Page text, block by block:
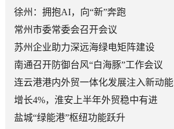
徐州：拥抱AI，向“新”奔跑
常州市委常委会召开会议
苏州企业助力深远海绿电矩阵建设
南通召开防御台风“白海豚”工作会议
连云港港内外贸一体化发展注入新动能
增长4%，淮安上半年外贸稳中有进
盐城“绿能港”枢纽功能跃升